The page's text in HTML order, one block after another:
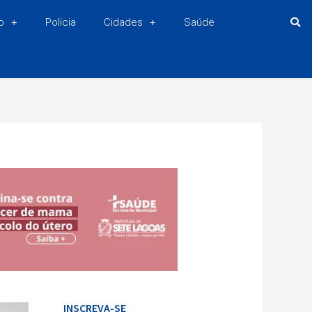
Policia Cidades Saúde
INSCREVA-SE